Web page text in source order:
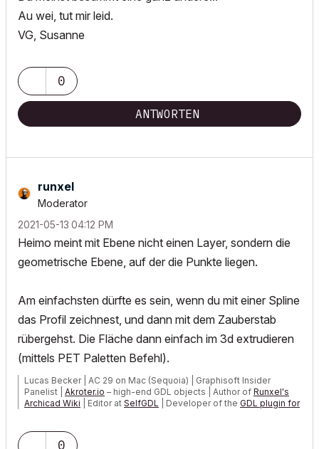
Au wei, tut mir leid.
VG, Susanne
0
ANTWORTEN
runxel
Moderator
‎2021-05-13 04:12 PM
Heimo meint mit Ebene nicht einen Layer, sondern die
geometrische Ebene, auf der die Punkte liegen.
Am einfachsten dürfte es sein, wenn du mit einer Spline
das Profil zeichnest, und dann mit dem Zauberstab
rübergehst. Die Fläche dann einfach im 3d extrudieren
(mittels PET Paletten Befehl).
Lucas Becker | AC 29 on Mac (Sequoia) | Graphisoft Insider
Panelist | Akroter.io – high-end GDL objects | Author of Runxel's
Archicad Wiki | Editor at SelfGDL | Developer of the GDL plugin for
My List of AC shortcomings & bugs
0